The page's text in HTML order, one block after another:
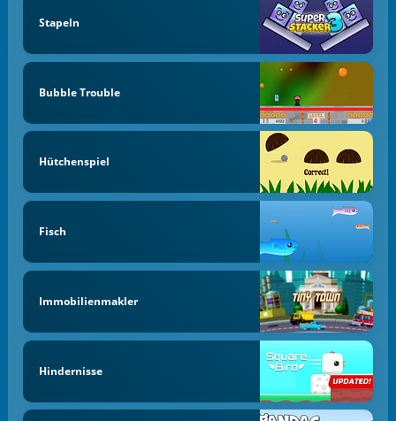
Stapeln
Bubble Trouble
Hütchenspiel
Fisch
Immobilienmakler
Hindernisse